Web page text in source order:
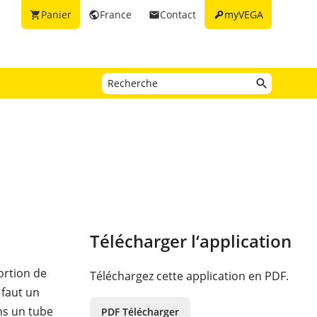
keymyVEGA
emailContact
publicFrance
shopping_cartPanier
de
un
un tube
Télécharger l‘application
Téléchargez cette application en PDF.
PDF Télécharger